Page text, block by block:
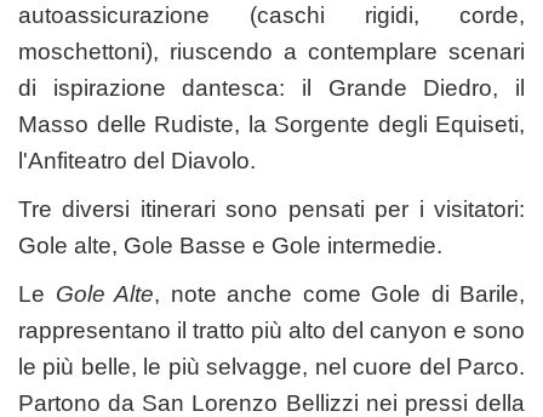
autoassicurazione (caschi rigidi, corde,
moschettoni), riuscendo a contemplare scenari
di ispirazione dantesca: il Grande Diedro, il
Masso delle Rudiste, la Sorgente degli Equiseti,
l'Anfiteatro del Diavolo.
Tre diversi itinerari sono pensati per i visitatori:
Gole alte, Gole Basse e Gole intermedie.
Le Gole Alte, note anche come Gole di Barile,
rappresentano il tratto più alto del canyon e sono
le più belle, le più selvagge, nel cuore del Parco.
Partono da San Lorenzo Bellizzi nei pressi della